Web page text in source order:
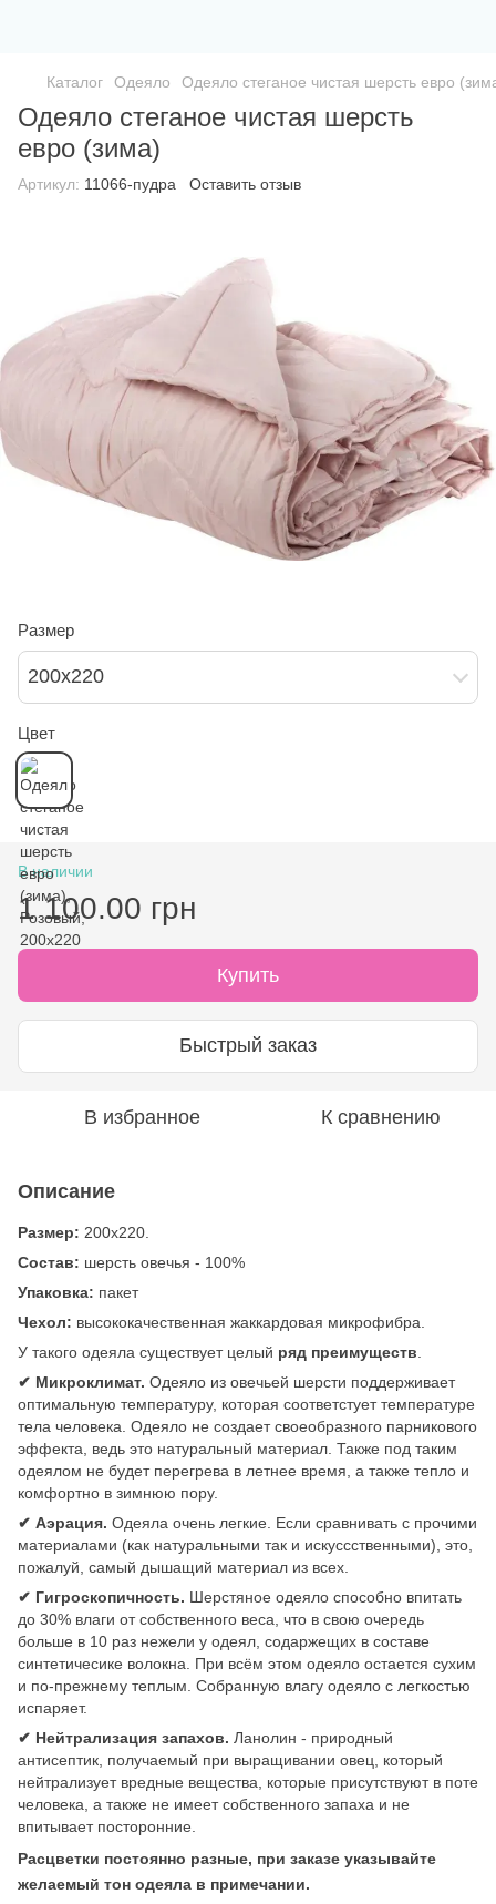
Каталог Одеяло Одеяло стеганое чистая шерсть евро
Одеяло стеганое чистая шерсть
евро (зима)
Артикул: 11066-пудра Оставить отзыв
Размер
200х220
Цвет
В наличии
1 100.00 грн
Купить
Быстрый заказ
В избранное К сравнению
Описание
Размер: 200х220.
Состав: шерсть овечья - 100%
Упаковка: пакет
Чехол: высококачественная жаккардовая микрофибра.
У такого одеяла существует целый ряд преимуществ
✔ Микроклимат. Одеяло из овечьей шерсти поддерживает
оптимальную температуру, которая соответстует температуре
тела человека. Одеяло не создает своеобразного парникового
эффекта, ведь это натуральный материал. Также под таким
одеялом не будет перегрева в летнее время, а также тепло и
комфортно в зимнюю пору.
✔ Аэрация. Одеяла очень легкие. Если сравнивать с прочими
материалами (как натуральными так и искуссственными), это,
пожалуй, самый дышащий материал из всех.
✔ Гигроскопичность. Шерстяное одеяло способно впитать
до 30% влаги от собственного веса, что в свою очередь
больше в 10 раз нежели у одеял, содаржещих в составе
синтетичесике волокна. При всём этом одеяло остается сухим
и по-прежнему теплым. Собранную влагу одеяло с легкостью
испаряет.
✔ Нейтрализация запахов. Ланолин - природный
антисептик, получаемый при выращивании овец, который
нейтрализует вредные вещества, которые присутствуют в поте
человека, а также не имеет собственного запаха и не
впитывает посторонние.
Расцветки постоянно разные, при заказе указывайте
желаемый тон одеяла в примечании.